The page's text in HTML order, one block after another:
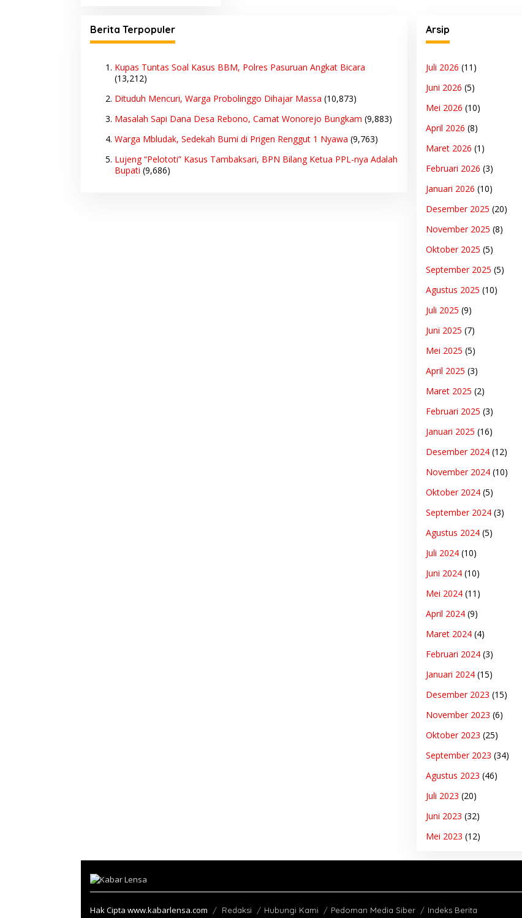
Sekali Lihat
Berita Terpopuler
Kupas Tuntas Soal Kasus BBM, Polres Pasuruan Angkat Bicara
(13,212)
Dituduh Mencuri, Warga Probolinggo Dihajar Massa (10,873)
Masalah Sapi Dana Desa Rebono, Camat Wonorejo Bungkam (9,883)
Warga Mbludak, Sedekah Bumi di Prigen Renggut 1 Nyawa (9,763)
Lujeng “Pelototi” Kasus Tambaksari, BPN Bilang Ketua PPL-nya Adalah
Bupati (9,686)
Arsip
Juli 2026 (11)
Juni 2026 (5)
Mei 2026 (10)
April 2026 (8)
Maret 2026 (1)
Februari 2026 (3)
Januari 2026 (10)
Desember 2025 (20)
November 2025 (8)
Oktober 2025 (5)
September 2025 (5)
Agustus 2025 (10)
Juli 2025 (9)
Juni 2025 (7)
Mei 2025 (5)
April 2025 (3)
Maret 2025 (2)
Februari 2025 (3)
Januari 2025 (16)
Desember 2024(12)
November 2024(10)
Oktober 2024(5)
September 2024(3)
Agustus 2024(5)
Juli 2024(10)
Juni 2024(10)
Mei 2024(11)
April 2024(9)
Maret 2024(4)
Februari 2024(3)
Januari 2024(15)
Desember 2023 (15)
November 2023 (6)
Oktober 2023 (25)
September 2023 (34)
Agustus 2023 (46)
Juli 2023 (20)
Juni 2023 (32)
Mei 2023 (12)
Hak Cipta www.kabarlensa.com Redaksi Hubungi Kami Pedoman Media Siber Indeks Berita